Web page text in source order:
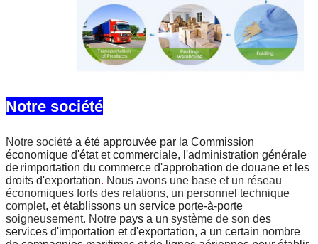
Notre société
Notre société a été approuvée par la Commission
économique d'état et commerciale, l'administration générale
de l'importation du commerce d'approbation de douane et les
droits d'exportation. Nous avons une base et un réseau
économiques forts des relations, un personnel technique
complet, et établissons un service porte-à-porte
soigneusement. Notre pays a un système de son des
services d'importation et d'exportation, a un certain nombre